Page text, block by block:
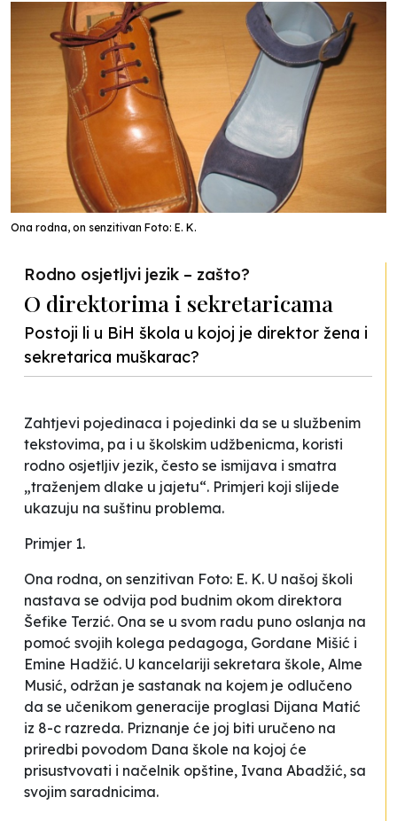
Ona rodna, on senzitivan Foto: E. K.
Rodno osjetljvi jezik – zašto?
O direktorima i sekretaricama
Postoji li u BiH škola u kojoj je direktor žena i
sekretarica muškarac?
Zahtjevi pojedinaca i pojedinki da se u službenim
tekstovima, pa i u školskim udžbenicma, koristi
rodno osjetljiv jezik, često se ismijava i smatra
„traženjem dlake u jajetu“. Primjeri koji slijede
ukazuju na suštinu problema.
Primjer 1.
Ona rodna, on senzitivan Foto: E. K. U našoj školi
nastava se odvija pod budnim okom direktora
Šefike Terzić. Ona se u svom radu puno oslanja na
pomoć svojih kolega pedagoga, Gordane Mišić i
Emine Hadžić. U kancelariji sekretara škole, Alme
Musić, održan je sastanak na kojem je odlučeno
da se učenikom generacije proglasi Dijana Matić
iz 8-c razreda. Priznanje će joj biti uručeno na
priredbi povodom Dana škole na kojoj će
prisustvovati i načelnik opštine, Ivana Abadžić, sa
svojim saradnicima.